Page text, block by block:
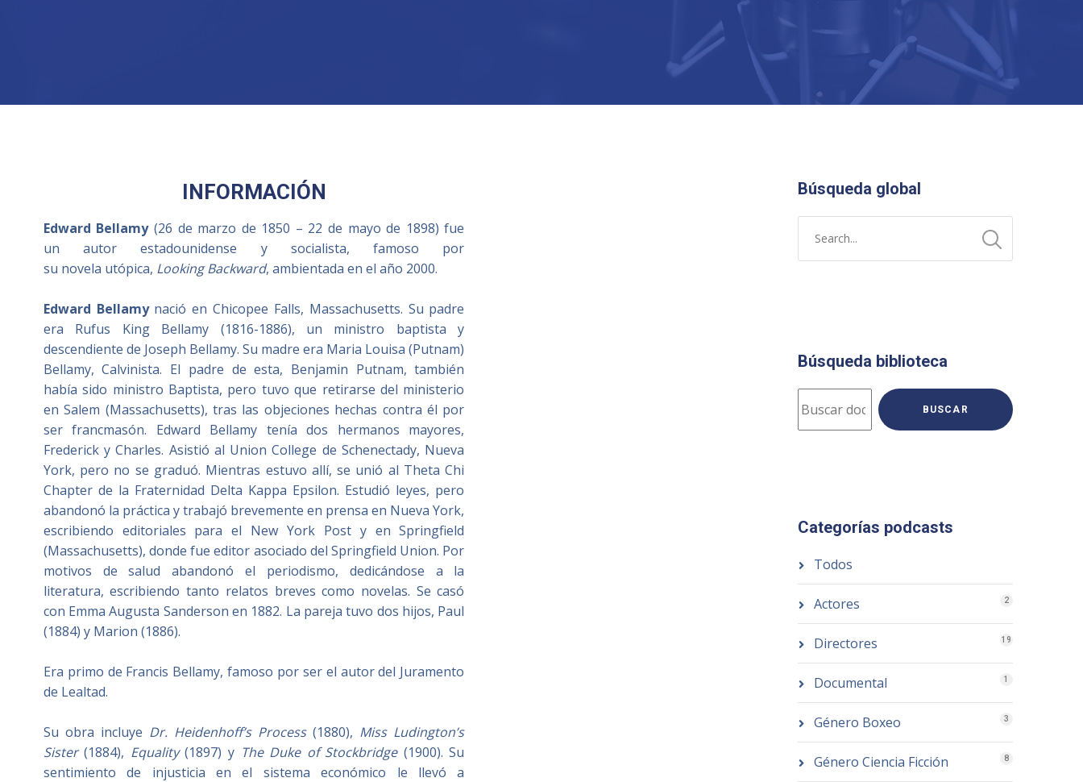
INFORMACIÓN
Edward Bellamy(26 de marzo de 1850 – 22 de mayo de 1898) fue
un autor estadounidense y socialista, famoso por
su novela utópica, Looking Backward, ambientada en el año 2000.
Edward Bellamynació en Chicopee Falls, Massachusetts. Su padre
era Rufus King Bellamy (1816-1886), un ministro baptista y
descendiente de Joseph Bellamy. Su madre era Maria Louisa (Putnam)
Bellamy,Calvinista. El padre de esta, Benjamin Putnam, también
había sido ministro Baptista, pero tuvo que retirarse del ministerio
enSalem (Massachusetts), tras las objeciones hechas contra él por
serfrancmasón. Edward Bellamy tenía dos hermanos mayores,
Frederick y Charles. Asistió al Union College de Schenectady, Nueva
York, pero no se graduó. Mientras estuvo allí, se unió al Theta Chi
Chapter de la Fraternidad Delta Kappa Epsilon. Estudió leyes, pero
abandonó la práctica y trabajó brevemente en prensa en Nueva York,
escribiendo editoriales para el New York Posty enSpringfield
(Massachusetts), donde fue editor asociado del Springfield Union. Por
motivos de salud abandonó el periodismo, dedicándose a la
literatura, escribiendo tanto relatos breves como novelas. Se casó
con Emma Augusta Sanderson en 1882. La pareja tuvo dos hijos, Paul
(1884) y Marion (1886).
Era primo de Francis Bellamy, famoso por ser el autor del Juramento
de Lealtad.
Su obra incluye Dr. Heidenhoff’s Process(1880), Miss Ludington’s
Sister(1884), Equality(1897) y The Duke of Stockbridge(1900). Su
sentimiento de injusticia en el sistema económico le llevó a
Búsqueda global
Búsqueda biblioteca
BUSCAR
Categorías podcasts
Todos
Actores 2
Directores 19
Documental 1
Género Boxeo 3
Género Ciencia Ficción 8